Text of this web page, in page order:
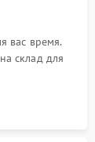
вас время.
склад для